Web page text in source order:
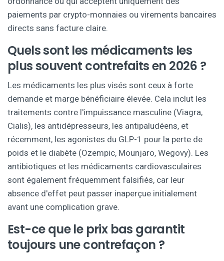
paiements par crypto-monnaies ou virements bancaires
directs sans facture claire.
Quels sont les médicaments les
plus souvent contrefaits en 2026 ?
Les médicaments les plus visés sont ceux à forte
demande et marge bénéficiaire élevée. Cela inclut les
traitements contre l'impuissance masculine (Viagra,
Cialis), les antidépresseurs, les antipaludéens, et
récemment, les agonistes du GLP-1 pour la perte de
poids et le diabète (Ozempic, Mounjaro, Wegovy). Les
antibiotiques et les médicaments cardiovasculaires
sont également fréquemment falsifiés, car leur
absence d'effet peut passer inaperçue initialement
avant une complication grave.
Est-ce que le prix bas garantit
toujours une contrefaçon ?